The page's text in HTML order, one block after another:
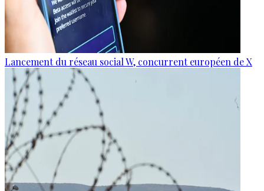
Lancement du réseau social W, concurrent européen de X